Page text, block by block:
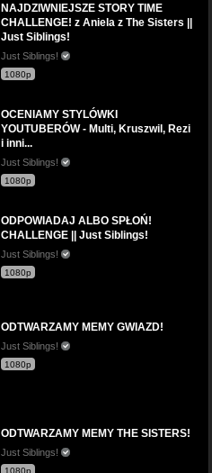
NAJDZIWNIEJSZE STORY TIME
CHALLENGE! z Aniela z The Sisters ||
Just Siblings!
Just Siblings!
1080p
OCENIAMY STYLÓWKI
YOUTUBERÓW - Multi, Kruszwil, Rezi
i inni...
Just Siblings!
1080p
ODPOWIADAJ ALBO SPŁOŃ!
CHALLENGE || Just Siblings!
Just Siblings!
1080p
ODTWARZAMY MEMY GWIAZD!
Just Siblings!
1080p
ODTWARZAMY MEMY THE SISTERS!
Just Siblings!
1080p